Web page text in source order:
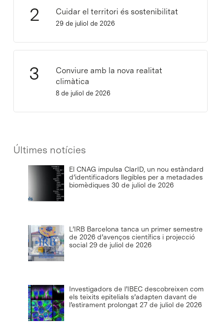
Cuidar el territori és sostenibilitat
29 de juliol de 2026
Conviure amb la nova realitat
climàtica
8 de juliol de 2026
Últimes notícies
El CNAG impulsa ClarID, un nou estàndard
d’identificadors llegibles per a metadades
biomèdiques 30 de juliol de 2026
L’IRB Barcelona tanca un primer semestre
de 2026 d’avenços científics i projecció
social 29 de juliol de 2026
Investigadors de l’IBEC descobreixen com
els teixits epitelials s’adapten davant de
l’estirament prolongat 27 de juliol de 2026